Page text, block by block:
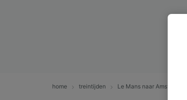
home treintijden Le Mans naar Amsterdam